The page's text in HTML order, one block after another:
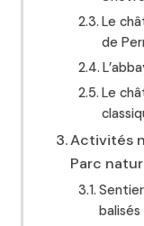
Le
de
Le
Activités
Parc
balisés